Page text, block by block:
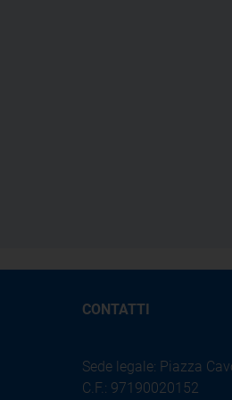
CONTATTI
Sede legale: Piazza
C.F.: 97190020152